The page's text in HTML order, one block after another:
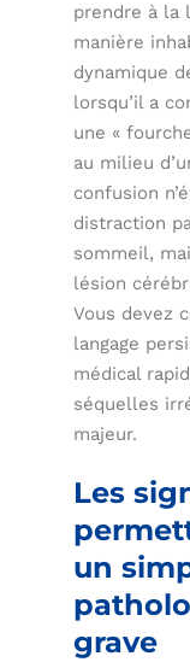
prendre à la
manière
dynamique
lorsqu’il a
une «
au milieu
confusion
distraction
sommeil,
lésion
Vous devez
langage
médical
séquelles
majeur.
Les
un
grave